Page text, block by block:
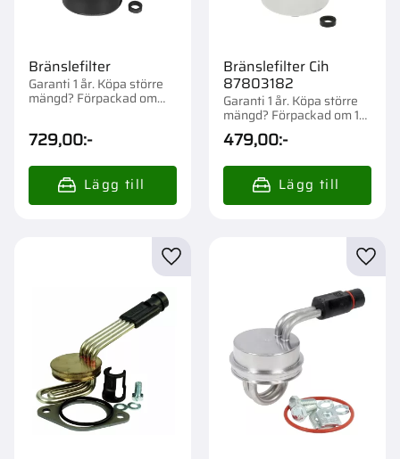
Bränslefilter
Garanti 1 år. Köpa större
mängd? Förpackad om
729,00:-
Bränslefilter Cih
87803182
Garanti 1 år. Köpa större
mängd? Förpackad om 1
st.
479,00:-
Lägg till i favoriter